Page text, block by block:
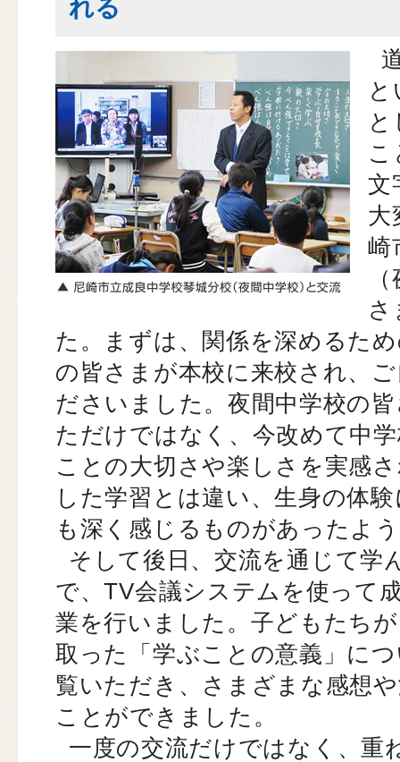
れる
こ
文
大
崎
さ
た。まずは、関係を深めるた
の皆さまが本校に来校され、
ださいました。夜間中学校の
ただけではなく、今改めて中
ことの大切さや楽しさを実感
した学習とは違い、生身の体
も深く感じるものがあったよ
そして後日、交流を通じて学
で、TV会議システムを使って
業を行いました。子どもたち
取った「学ぶことの意義」に
覧いただき、さまざまな感想
ことができました。
一度の交流だけではなく、重